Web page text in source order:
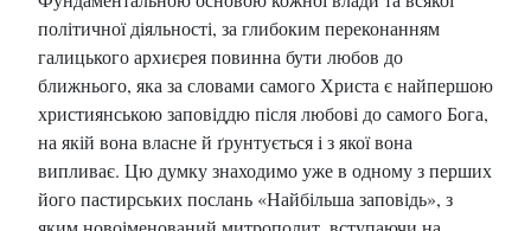
політичної діяльності, за глибоким переконанням
галицького архиєрея повинна бути любов до
ближнього, яка за словами самого Христа є найпершою
християнською заповіддю після любові до самого Бога,
на якій вона власне й ґрунтується і з якої вона
випливає. Цю думку знаходимо уже в одному з перших
його пастирських послань «Найбільша заповідь», з